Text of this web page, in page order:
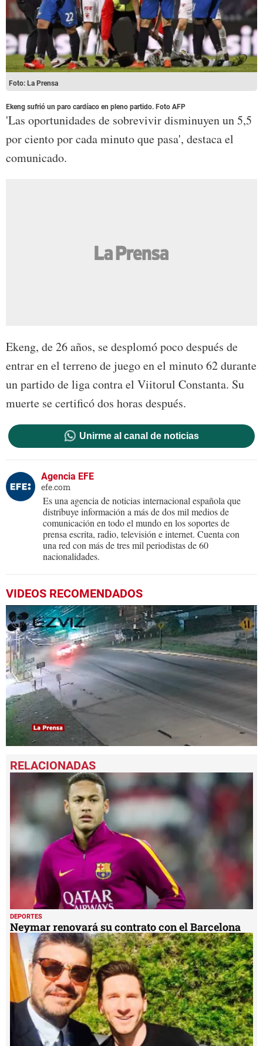
Foto: La Prensa
Ekeng sufrió un paro cardíaco en pleno partido. Foto AFP
'Las oportunidades de sobrevivir disminuyen un 5,5
por ciento por cada minuto que pasa', destaca el
comunicado.
Ekeng, de 26 años, se desplomó poco después de
entrar en el terreno de juego en el minuto 62 durante
un partido de liga contra el Viitorul Constanta. Su
muerte se certificó dos horas después.
Unirme al canal de noticias
Agencia EFE
efe.com
Es una agencia de noticias internacional española que
distribuye información a más de dos mil medios de
comunicación en todo el mundo en los soportes de
prensa escrita, radio, televisión e internet. Cuenta con
una red con más de tres mil periodistas de 60
nacionalidades.
VIDEOS RECOMENDADOS
seconds
of
seconds
DEPORTES
Neymar renovará su contrato con el Barcelona